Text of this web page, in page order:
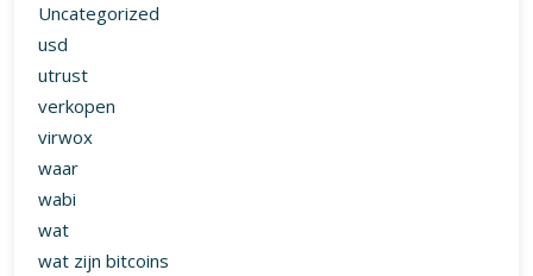
Uncategorized
usd
utrust
verkopen
virwox
waar
wabi
wat
wat zijn bitcoins